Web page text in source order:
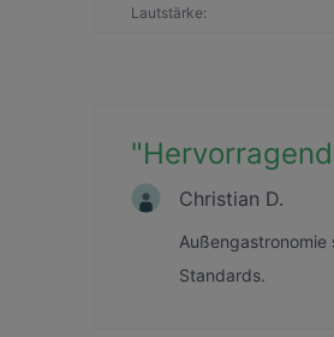
Lautstärke:
"Hervorragend
Christian D.
Außengastronomie
Standards.